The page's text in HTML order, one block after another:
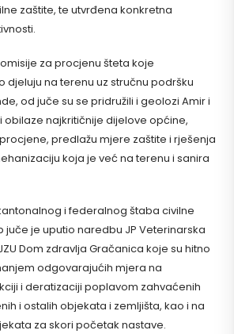
zaštite, te utvrđena konkretna
za procjenu šteta koje
djeluju na terenu uz stručnu podršku
od juče su se pridružili i geolozi Amir i
obilaze najkritičnije dijelove općine,
predlažu mjere zaštite i rješenja
koja je već na terenu i sanira
i federalnog štaba civilne
juče je uputio naredbu JP Veterinarska
Dom zdravlja Gračanica koje su hitno
odgovarajućih mjera na
i deratizaciji poplavom zahvaćenih
i ostalih objekata i zemljišta, kao i na
za skori početak nastave.